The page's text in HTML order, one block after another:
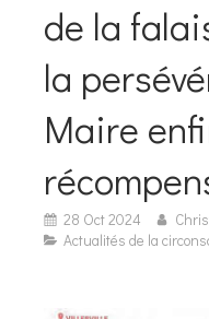
de la
la
Maire
28 Oct 2024
Actualités de la